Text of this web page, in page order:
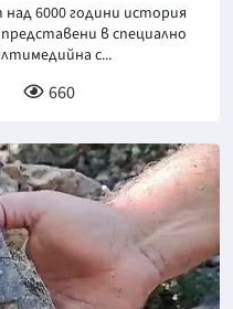
6000 години история
в специално
с...
660